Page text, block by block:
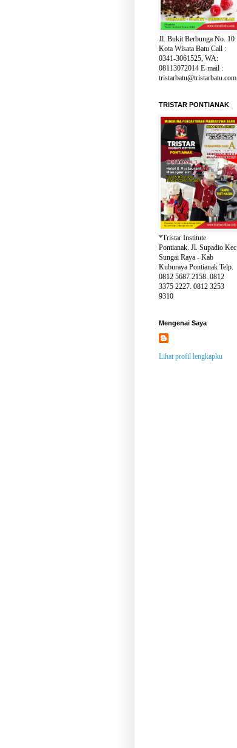
Jl. Bukit Berbunga No. 10
Kota Wisata Batu Call :
0341-3061525, WA:
08113072014 E-mail :
tristarbatu@tristarbatu.com
TRISTAR PONTIANAK
*Tristar Institute
Pontianak. Jl. Supadio Kec
Sungai Raya - Kab
Kuburaya Pontianak Telp.
0812 5687 2158. 0812
3375 2227. 0812 3253
9310
Mengenai Saya
Lihat profil lengkapku